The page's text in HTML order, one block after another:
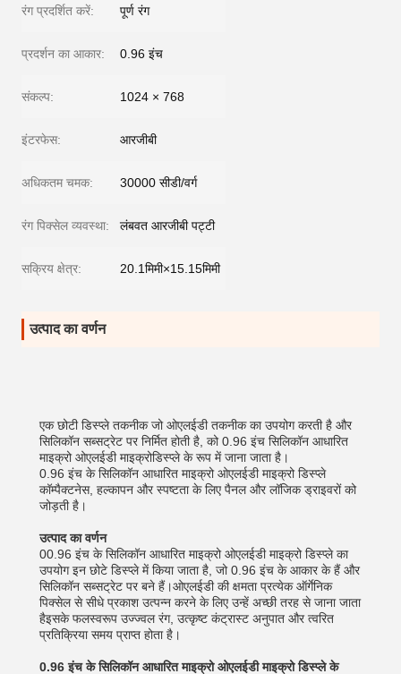
रंग प्रदर्शित करें: पूर्ण रंग
प्रदर्शन का आकार: 0.96 इंच
संकल्प: 1024 × 768
इंटरफेस: आरजीबी
अधिकतम चमक: 30000 सीडी/वर्ग
रंग पिक्सेल व्यवस्था: लंबवत आरजीबी पट्टी
सक्रिय क्षेत्र: 20.1मिमी×15.15मिमी
उत्पाद का वर्णन
एक छोटी डिस्प्ले तकनीक जो ओएलईडी तकनीक का उपयोग करती है और
सिलिकॉन सब्सट्रेट पर निर्मित होती है, को 0.96 इंच सिलिकॉन आधारित
माइक्रो ओएलईडी माइक्रोडिस्प्ले के रूप में जाना जाता है।
0.96 इंच के सिलिकॉन आधारित माइक्रो ओएलईडी माइक्रो डिस्प्ले
कॉम्पैक्टनेस, हल्कापन और स्पष्टता के लिए पैनल और लॉजिक ड्राइवरों को
जोड़ती है।
उत्पाद का वर्णन
00.96 इंच के सिलिकॉन आधारित माइक्रो ओएलईडी माइक्रो डिस्प्ले का
उपयोग इन छोटे डिस्प्ले में किया जाता है, जो 0.96 इंच के आकार के हैं और
सिलिकॉन सब्सट्रेट पर बने हैं।ओएलईडी की क्षमता प्रत्येक ऑर्गेनिक
पिक्सेल से सीधे प्रकाश उत्पन्न करने के लिए उन्हें अच्छी तरह से जाना जाता
हैइसके फलस्वरूप उज्ज्वल रंग, उत्कृष्ट कंट्रास्ट अनुपात और त्वरित
प्रतिक्रिया समय प्राप्त होता है।
0.96 इंच के सिलिकॉन आधारित माइक्रो ओएलईडी माइक्रो डिस्प्ले के